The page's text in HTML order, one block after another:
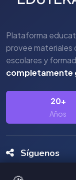
Plataforma
provee materiales
escolares y
completamente
20+
Años
Síguenos